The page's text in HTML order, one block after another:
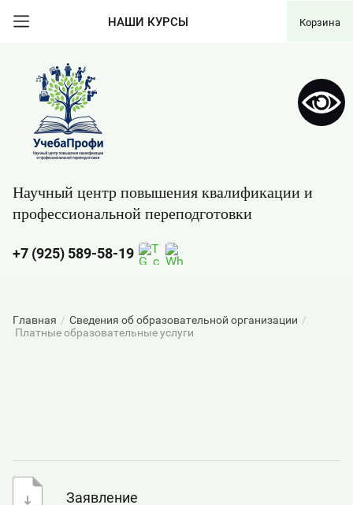
НАШИ КУРСЫ Корзина
Научный центр повышения квалификации и
профессиональной переподготовки
+7 (925) 589-58-19
Главная / Сведения об образовательной организации /
Платные образовательные услуги
Заявление